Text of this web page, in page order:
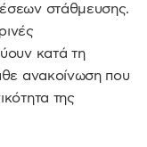
στάθμευσης.
κατά τη
ανακοίνωση που
της